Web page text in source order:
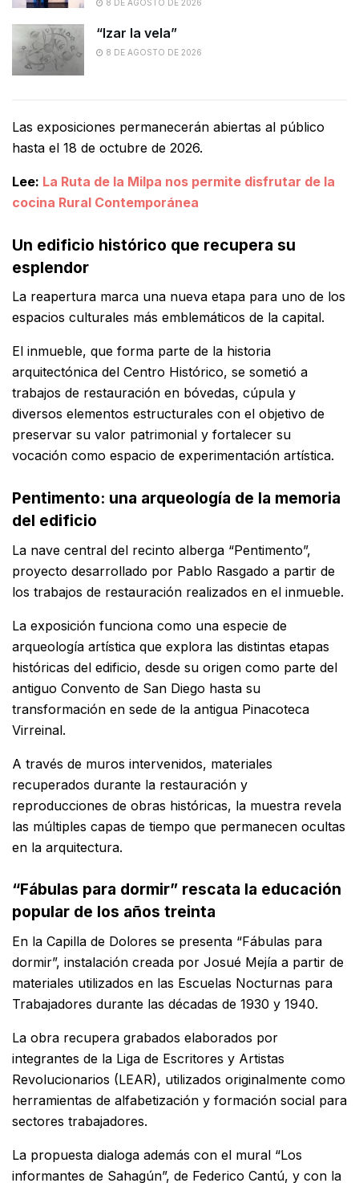
8 DE AGOSTO DE 2026
“Izar la vela”
8 DE AGOSTO DE 2026
Las exposiciones permanecerán abiertas al público
hasta el 18 de octubre de 2026.
Lee: La Ruta de la Milpa nos permite disfrutar de la
cocina Rural Contemporánea
Un edificio histórico que recupera su
esplendor
La reapertura marca una nueva etapa para uno de los
espacios culturales más emblemáticos de la capital.
El inmueble, que forma parte de la historia
arquitectónica del Centro Histórico, se sometió a
trabajos de restauración en bóvedas, cúpula y
diversos elementos estructurales con el objetivo de
preservar su valor patrimonial y fortalecer su
vocación como espacio de experimentación artística.
Pentimento: una arqueología de la memoria
del edificio
La nave central del recinto alberga “Pentimento”,
proyecto desarrollado por Pablo Rasgado a partir de
los trabajos de restauración realizados en el inmueble.
La exposición funciona como una especie de
arqueología artística que explora las distintas etapas
históricas del edificio, desde su origen como parte del
antiguo Convento de San Diego hasta su
transformación en sede de la antigua Pinacoteca
Virreinal.
A través de muros intervenidos, materiales
recuperados durante la restauración y
reproducciones de obras históricas, la muestra revela
las múltiples capas de tiempo que permanecen ocultas
en la arquitectura.
“Fábulas para dormir” rescata la educación
popular de los años treinta
En la Capilla de Dolores se presenta “Fábulas para
dormir”, instalación creada por Josué Mejía a partir de
materiales utilizados en las Escuelas Nocturnas para
Trabajadores durante las décadas de 1930 y 1940.
La obra recupera grabados elaborados por
integrantes de la Liga de Escritores y Artistas
Revolucionarios (LEAR), utilizados originalmente como
herramientas de alfabetización y formación social para
sectores trabajadores.
La propuesta dialoga además con el mural “Los
informantes de Sahagún”, de Federico Cantú, y con la